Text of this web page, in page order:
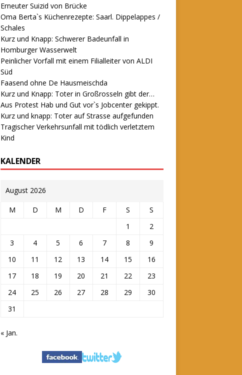
Erneuter Suizid von Brücke
Oma Berta`s Küchenrezepte: Saarl. Dippelappes /
Schales
Kurz und Knapp: Schwerer Badeunfall in
Homburger Wasserwelt
Peinlicher Vorfall mit einem Filialleiter von ALDI
Süd
Faasend ohne De Hausmeischda
Kurz und Knapp: Toter in Großrosseln gibt der…
Aus Protest Hab und Gut vor`s Jobcenter gekippt.
Kurz und knapp: Toter auf Strasse aufgefunden
Tragischer Verkehrsunfall mit tödlich verletztem
Kind
KALENDER
August 2026
M D M D F S
S
1
2
3
4 5 6 7 8
9
10
11 12 13 14 15
16
17
18 19 20 21 22
23
24
25 26 27 28 29
30
31
« Jan.